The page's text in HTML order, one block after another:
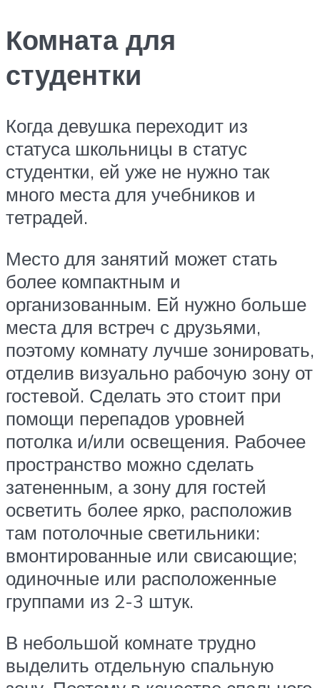
Комната для
студентки
Когда девушка переходит из
статуса школьницы в статус
студентки, ей уже не нужно так
много места для учебников и
тетрадей.
Место для занятий может стать
более компактным и
организованным. Ей нужно больше
места для встреч с друзьями,
поэтому комнату лучше зонировать,
отделив визуально рабочую зону от
гостевой. Сделать это стоит при
помощи перепадов уровней
потолка и/или освещения. Рабочее
пространство можно сделать
затененным, а зону для гостей
осветить более ярко, расположив
там потолочные светильники:
вмонтированные или свисающие;
одиночные или расположенные
группами из 2-3 штук.
В небольшой комнате трудно
выделить отдельную спальную